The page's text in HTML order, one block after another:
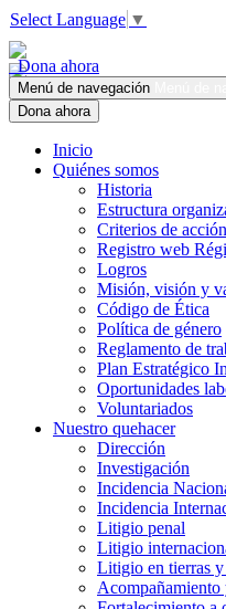
Select Language ▼
Dona ahora
Menú de navegación
Dona ahora
Inicio
Quiénes somos
Historia
Estructura
Criterios de acción
Registro web
Logros
Misión, visión y
Código de Ética
Política de género
Reglamento de
Plan Estratégico
Oportunidades
Voluntariados
Nuestro quehacer
Dirección
Investigación
Incidencia
Incidencia
Litigio penal
Litigio
Litigio en tierras
Acompañamiento